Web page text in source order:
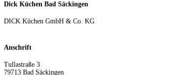
Dick Küchen Bad Säckingen
DICK Küchen GmbH & Co. KG
Anschrift
Tullastraße 3
79713 Bad Säckingen